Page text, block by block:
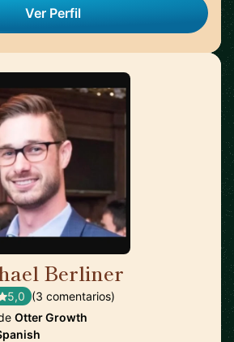
Ver Perfil
Berliner
5,0 (3 comentarios)
Otter Growth